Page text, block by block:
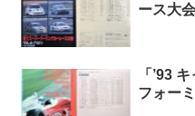
ース大会
「’93
フォー